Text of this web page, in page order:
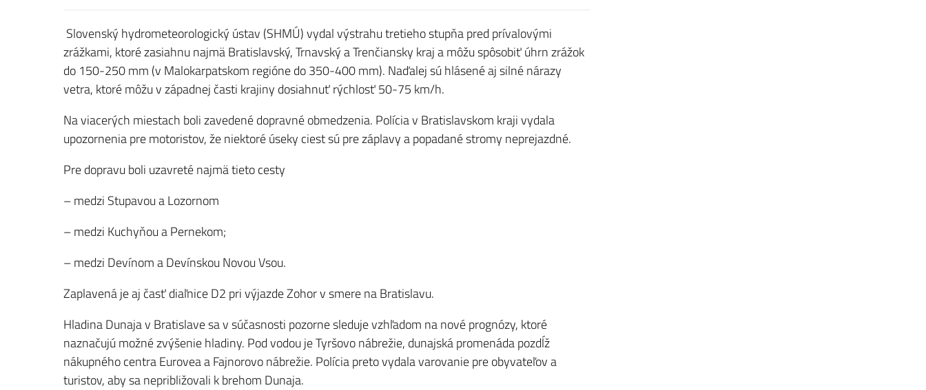
Slovenský hydrometeorologický ústav (SHMÚ) vydal výstrahu tretieho stupňa pred prívalovými
zrážkami, ktoré zasiahnu najmä Bratislavský, Trnavský a Trenčiansky kraj a môžu spôsobiť úhrn zrážok
do 150-250 mm (v Malokarpatskom regióne do 350-400 mm). Naďalej sú hlásené aj silné nárazy
vetra, ktoré môžu v západnej časti krajiny dosiahnuť rýchlosť 50-75 km/h.
Na viacerých miestach boli zavedené dopravné obmedzenia. Polícia v Bratislavskom kraji vydala
upozornenia pre motoristov, že niektoré úseky ciest sú pre záplavy a popadané stromy neprejazdné.
Pre dopravu boli uzavreté najmä tieto cesty
– medzi Stupavou a Lozornom
– medzi Kuchyňou a Pernekom;
– medzi Devínom a Devínskou Novou Vsou.
Zaplavená je aj časť diaľnice D2 pri výjazde Zohor v smere na Bratislavu.
Hladina Dunaja v Bratislave sa v súčasnosti pozorne sleduje vzhľadom na nové prognózy, ktoré
naznačujú možné zvýšenie hladiny. Pod vodou je Tyršovo nábrežie, dunajská promenáda pozdĺž
nákupného centra Eurovea a Fajnorovo nábrežie. Polícia preto vydala varovanie pre obyvateľov a
turistov, aby sa nepribližovali k brehom Dunaja.